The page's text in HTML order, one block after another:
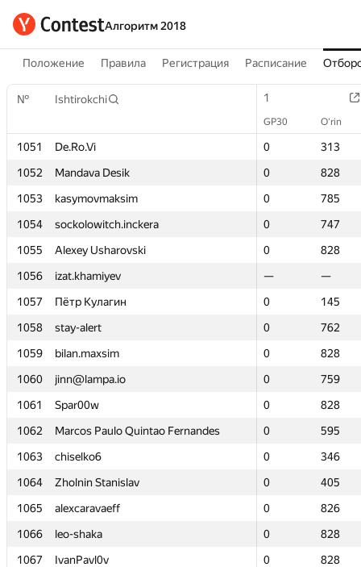
Алгоритм 2018
Положение Правила Регистрация Расписание
№ Ishtirokchi 1
GP30 O‘rin
1051 De.Ro.Vi 0
313
1052
Mandava Desik 0
828
1053
kasymovmaksim 0
785
1054
sockolowitch.inckera 0
747
1055
Alexey Usharovski 0
828
1056
izat.khamiyev —
—
1057
Пётр Кулагин 0
145
1058
stay-alert 0
762
1059
bilan.maxsim 0
828
1060
jinn@lampa.io 0
759
1061
Spar00w 0
828
1062
Marcos Paulo Quintao Fernandes 0
595
1063
chiselko6 0
346
1064
Zholnin Stanislav 0
405
1065
alexcaravaeff 0
826
1066
leo-shaka 0
828
1067
IvanPavl0v 0
828
№ Ishtirokchi 1
GP30 O‘rin
1051 De.Ro.Vi 0
313
1052
Mandava Desik 0
828
1053
kasymovmaksim 0
785
1054
sockolowitch.inckera 0
747
1055
Alexey Usharovski 0
828
1056
izat.khamiyev —
—
1057
Пётр Кулагин 0
145
1058
stay-alert 0
762
1059
bilan.maxsim 0
828
1060
jinn@lampa.io 0
759
1061
Spar00w 0
828
1062
Marcos Paulo Quintao Fernandes 0
595
1063
chiselko6 0
346
1064
Zholnin Stanislav 0
405
1065
alexcaravaeff 0
826
1066
leo-shaka 0
828
1067
IvanPavl0v 0
828